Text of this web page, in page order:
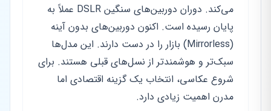
می‌کند. دوران دوربین‌های سنگین DSLR عملاً به
پایان رسیده است. اکنون دوربین‌های بدون آینه
(Mirrorless) بازار را در دست دارند. این مدل‌ها
سبک‌تر و هوشمندتر از نسل‌های قبلی هستند. برای
شروع عکاسی، انتخاب یک گزینه اقتصادی اما
مدرن اهمیت زیادی دارد.